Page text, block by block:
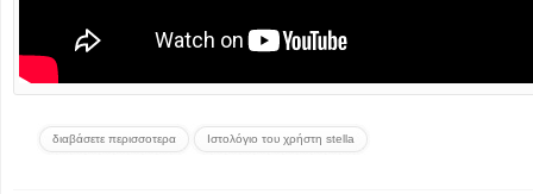
διαβάσετε περισσοτερα Ιστολόγιο του χρήστη stella